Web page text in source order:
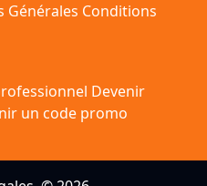
Générales Conditions
Devenir
un code promo